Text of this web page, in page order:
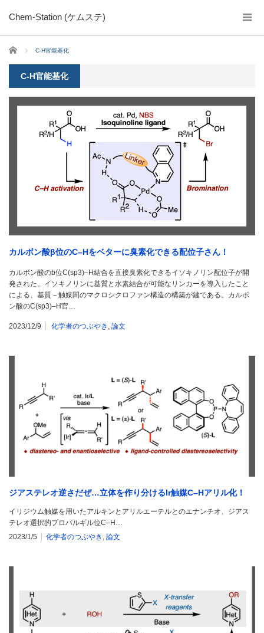
Chem-Station (ケムステ)
ホーム C-H官能基化
C-H官能基化
カルボン酸β位のC–Hをベターに臭素化できる配位子さん！
カルボン酸のb位C(sp3)–H結合を直接臭素化できるイソキノリン配位子が開
発された。イソキノリンに基質と水素結合が可能なリンカーを導入したこと
による、基質－触媒間のマクロシクロファン構造の構築が鍵である。カルボ
ン酸のC(sp3)–H官…
2023/12/9 化学者のつぶやき , 論文
ジアステレオ逆さだぜ…立体を作り分けるIr触媒C–Hアリル化！
イリジウム触媒を用いたアルキンとアリルエーテルとのエナンチオ、ジアス
テレオ選択的プロパルギル位C–H…
2023/1/5
化学者のつぶやき , 論文